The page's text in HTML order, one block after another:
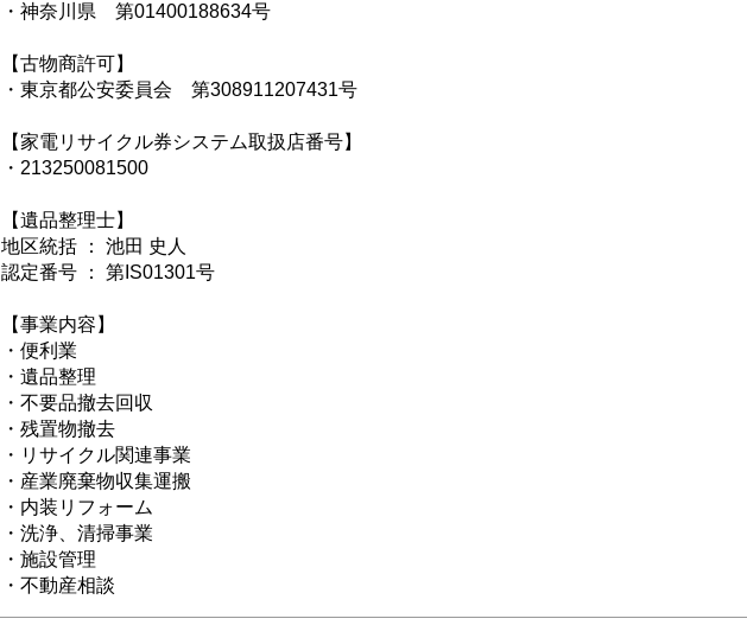
・神奈川県 第01400188634号
【古物商許可】
・東京都公安委員会 第308911207431号
【家電リサイクル券システム取扱店番号】
・213250081500
【遺品整理士】
地区統括 ： 池田 史人
認定番号 ： 第IS01301号
【事業内容】
・便利業
・遺品整理
・不要品撤去回収
・残置物撤去
・リサイクル関連事業
・産業廃棄物収集運搬
・内装リフォーム
・洗浄、清掃事業
・施設管理
・不動産相談